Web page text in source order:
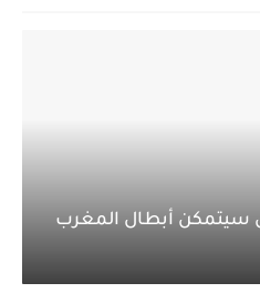
سيتمكن أبطال المغرب